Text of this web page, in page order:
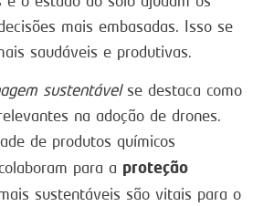
mais embasadas. Isso se
saudáveis e produtivas.
sustentávelse destaca como
na adoção de drones.
de produtos químicos
para a proteção
sustentáveis são vitais para o